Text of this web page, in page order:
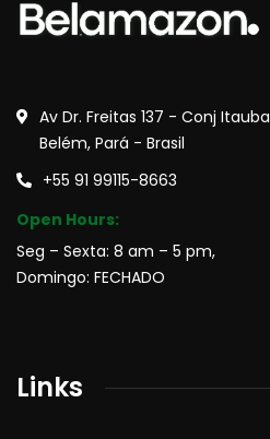
Av Dr. Freitas 137 - Conj Itauba
Belém, Pará - Brasil
+55 91 99115-8663
Open Hours:
Seg – Sexta: 8 am – 5 pm,
Domingo: FECHADO
Links